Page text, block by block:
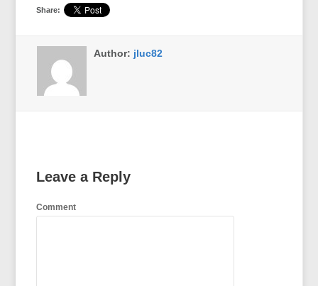
Share:
Author: jluc82
Leave a Reply
Comment